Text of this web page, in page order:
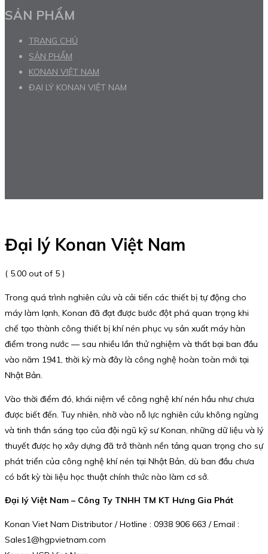
SẢN PHẨM
TRANG CHỦ
SẢN PHẨM
KONAN VIỆT NAM
ĐẠI LÝ KONAN VIỆT NAM
Đại lý Konan Việt Nam
( 5.00 out of 5 )
Trong quá trình nghiên cứu và cải tiến các thiết bị tự động cho
máy làm lạnh, Konan đã đạt được bước đột phá quan trọng khi
chế tạo thành công thiết bị khí nén phục vụ sản xuất máy hàn
điểm trong nước — sau nhiều lần thử nghiệm và thất bại ban đầu
vào năm 1941, thời kỳ mà đây là công nghệ hoàn toàn mới tại
Nhật Bản.
Vào thời điểm đó, khái niệm về công nghệ khí nén hầu như chưa
được biết đến. Tuy nhiên, nhờ vào nỗ lực nghiên cứu không ngừng
và tinh thần sáng tạo của đội ngũ kỹ sư Konan, những dữ liệu và lý
thuyết được họ xây dựng đã trở thành nền tảng quan trọng cho sự
phát triển của công nghệ khí nén tại Nhật Bản, dù ban đầu chưa
có bất kỳ tài liệu học thuật chính thức nào làm cơ sở.
Đại lý Việt Nam – Công Ty TNHH TM KT Hưng Gia Phát
Konan Viet Nam Distributor / Hotline : 0938 906 663 / Email :
Sales1@hgpvietnam.com